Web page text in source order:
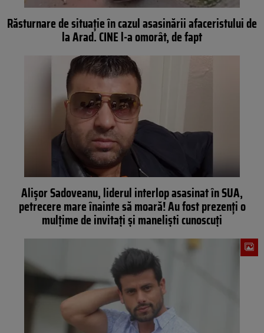
Răsturnare de situaţie în cazul asasinării afaceristului de
la Arad. CINE l-a omorât, de fapt
Alișor Sadoveanu, liderul interlop asasinat în SUA,
petrecere mare înainte să moară! Au fost prezenți o
mulțime de invitați și maneliști cunoscuți